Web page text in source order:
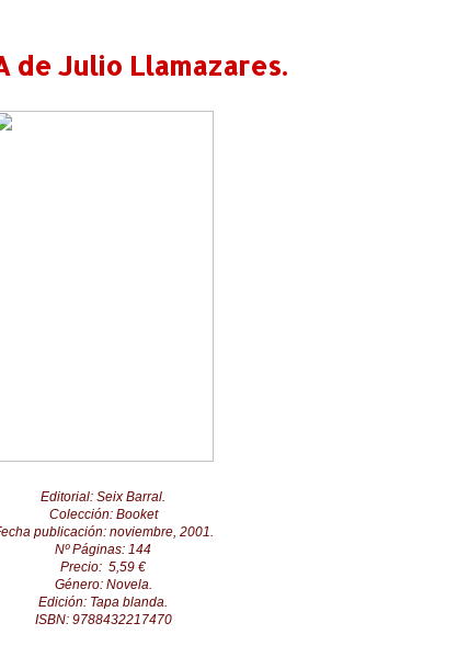
de Julio Llamazares.
Editorial: Seix Barral.
Colección: Booket
publicación: noviembre, 2001.
Nº Páginas: 144
Precio: 5,59 €
Género: Novela.
Edición: Tapa blanda.
ISBN: 9788432217470